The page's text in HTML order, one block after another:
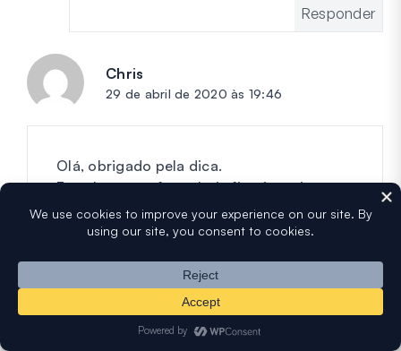
Responder
Chris
29 de abril de 2020 às 19:46
Olá, obrigado pela dica.
Eu acho que o formulário ficaria mais
organizado se o ícone de dica de
ferramenta fosse posicionado ao lado do
campo, como você tem na seção de
configurações do seu formulário com a dica
de ferramenta de ícone de ponto de
interrogação. Se você fez dessa forma,